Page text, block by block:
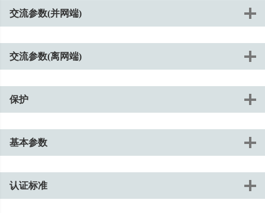
交流参数(并网端)
交流参数(离网端)
保护
基本参数
认证标准